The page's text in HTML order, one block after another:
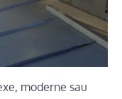
moderne sau